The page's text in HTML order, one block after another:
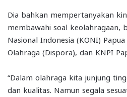
Dia bahkan mempertanyakan
membawahi soal keolahragaan,
Nasional Indonesia (KONI)
Olahraga (Dispora), dan KNPI
“Dalam olahraga kita junjung
dan kualitas. Namun segala